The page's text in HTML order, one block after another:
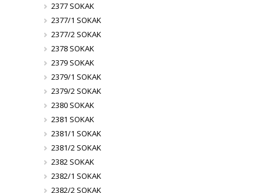
2377 SOKAK
2377/1 SOKAK
2377/2 SOKAK
2378 SOKAK
2379 SOKAK
2379/1 SOKAK
2379/2 SOKAK
2380 SOKAK
2381 SOKAK
2381/1 SOKAK
2381/2 SOKAK
2382 SOKAK
2382/1 SOKAK
2382/2 SOKAK